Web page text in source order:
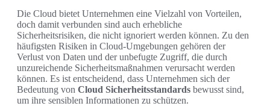
Die Cloud bietet Unternehmen eine Vielzahl von Vorteilen,
doch damit verbunden sind auch erhebliche
Sicherheitsrisiken, die nicht ignoriert werden können. Zu den
häufigsten Risiken in Cloud-Umgebungen gehören der
Verlust von Daten und der unbefugte Zugriff, die durch
unzureichende Sicherheitsmaßnahmen verursacht werden
können. Es ist entscheidend, dass Unternehmen sich der
Bedeutung von Cloud Sicherheitsstandards bewusst sind,
um ihre sensiblen Informationen zu schützen.